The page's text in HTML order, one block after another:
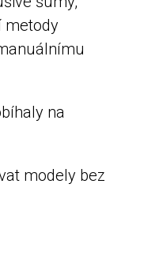
metody
na
modely bez